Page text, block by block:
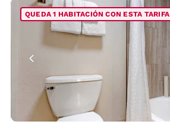
QUEDA 1 HABITACIÓN CON ESTA TARIFA